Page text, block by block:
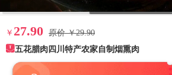
￥ 27.90 原价 ￥29.90
五花腊肉四川特产农家自制烟熏肉